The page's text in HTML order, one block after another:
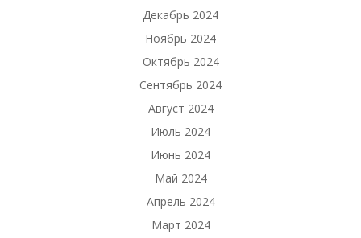
Декабрь 2024
Ноябрь 2024
Октябрь 2024
Сентябрь 2024
Август 2024
Июль 2024
Июнь 2024
Май 2024
Апрель 2024
Март 2024